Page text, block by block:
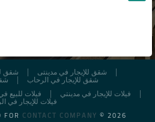
شقق
شقق للإيجار في مدينتى
شقق للإيجار في الرحاب
فيلات للبيع
فيلات للإيجار في مدينتي
فيلات للإيجار في
FOR CONTACT COMPANY © 2026